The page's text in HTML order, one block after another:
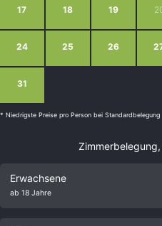
17 18 19
24 25 26
31
* Niedrigste Preise pro Person bei Standardbelegung
Erwachsene
ab 18 Jahre